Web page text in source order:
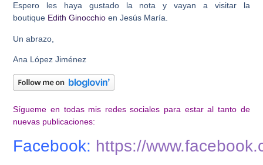
Espero les haya gustado la nota y vayan a visitar la
boutique Edith Ginocchio en Jesús María.
Un abrazo,
Ana López Jiménez
Sígueme en todas mis redes sociales para estar al tanto de
nuevas publicaciones:
Facebook: https://